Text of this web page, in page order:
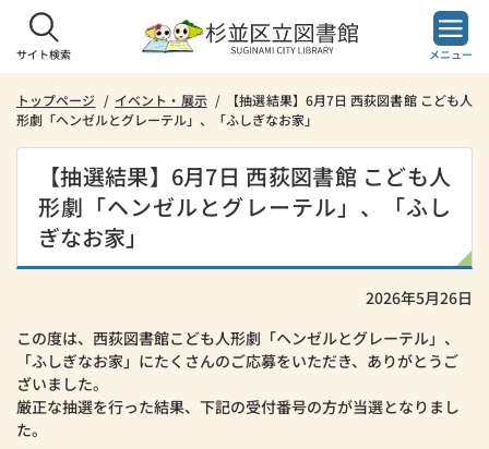
ス
サイト検索 メニュー
トップページ イベント・展示
【抽選結果】6月7日 西荻図書館 こども人
形劇「ヘンゼルとグレーテル」、「ふしぎなお家」
【抽選結果】6月7日 西荻図書館 こども人
形劇「ヘンゼルとグレーテル」、「ふし
ぎなお家」
2026年5月26日
この度は、西荻図書館こども人形劇「ヘンゼルとグレーテル」、
「ふしぎなお家」にたくさんのご応募をいただき、ありがとうご
ざいました。
厳正な抽選を行った結果、下記の受付番号の方が当選となりまし
た。